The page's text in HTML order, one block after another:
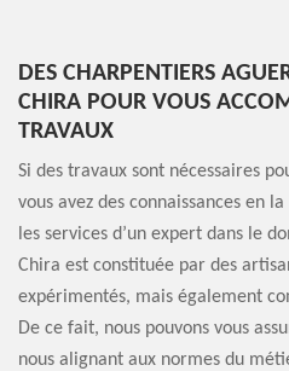
DES CHARPENTIERS
CHIRA POUR VOUS
TRAVAUX
Si des travaux sont nécessaires
vous avez des connaissances en
les services d’un expert dans le
Chira est constituée par des
expérimentés, mais également
De ce fait, nous pouvons vous
nous alignant aux normes du